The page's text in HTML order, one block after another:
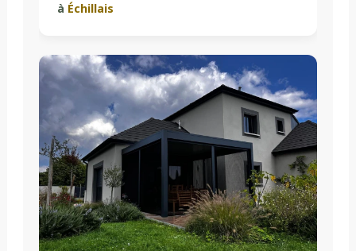
à Échillais